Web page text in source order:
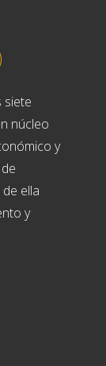
siete
núcleo
y
ella
y